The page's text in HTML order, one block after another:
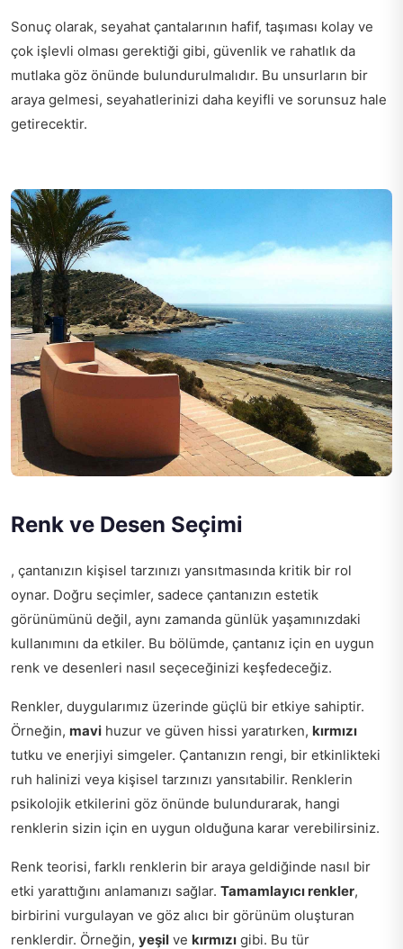
Sonuç olarak, seyahat çantalarının hafif, taşıması kolay ve
çok işlevli olması gerektiği gibi, güvenlik ve rahatlık da
mutlaka göz önünde bulundurulmalıdır. Bu unsurların bir
araya gelmesi, seyahatlerinizi daha keyifli ve sorunsuz hale
getirecektir.
Renk ve Desen Seçimi
, çantanızın kişisel tarzınızı yansıtmasında kritik bir rol
oynar. Doğru seçimler, sadece çantanızın estetik
görünümünü değil, aynı zamanda günlük yaşamınızdaki
kullanımını da etkiler. Bu bölümde, çantanız için en uygun
renk ve desenleri nasıl seçeceğinizi keşfedeceğiz.
Renkler, duygularımız üzerinde güçlü bir etkiye sahiptir.
Örneğin, mavi huzur ve güven hissi yaratırken, kırmızı
tutku ve enerjiyi simgeler. Çantanızın rengi, bir etkinlikteki
ruh halinizi veya kişisel tarzınızı yansıtabilir. Renklerin
psikolojik etkilerini göz önünde bulundurarak, hangi
renklerin sizin için en uygun olduğuna karar verebilirsiniz.
Renk teorisi, farklı renklerin bir araya geldiğinde nasıl bir
etki yarattığını anlamanızı sağlar. Tamamlayıcı renkler,
birbirini vurgulayan ve göz alıcı bir görünüm oluşturan
renklerdir. Örneğin, yeşil ve kırmızı gibi. Bu tür